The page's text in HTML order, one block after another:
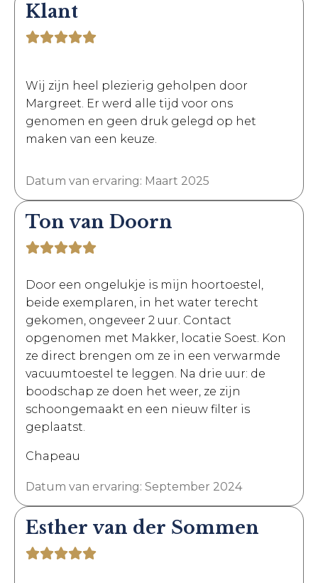
Klant
Wij zijn heel plezierig geholpen door
Margreet. Er werd alle tijd voor ons
genomen en geen druk gelegd op het
maken van een keuze.
Datum van ervaring: Maart 2025
Ton van Doorn
Door een ongelukje is mijn hoortoestel,
beide exemplaren, in het water terecht
gekomen, ongeveer 2 uur. Contact
opgenomen met Makker, locatie Soest. Kon
ze direct brengen om ze in een verwarmde
vacuumtoestel te leggen. Na drie uur: de
boodschap ze doen het weer, ze zijn
schoongemaakt en een nieuw filter is
geplaatst.
Chapeau
Datum van ervaring: September 2024
Esther van der Sommen